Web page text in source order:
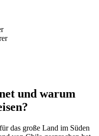
und warum
das große Land im Süden